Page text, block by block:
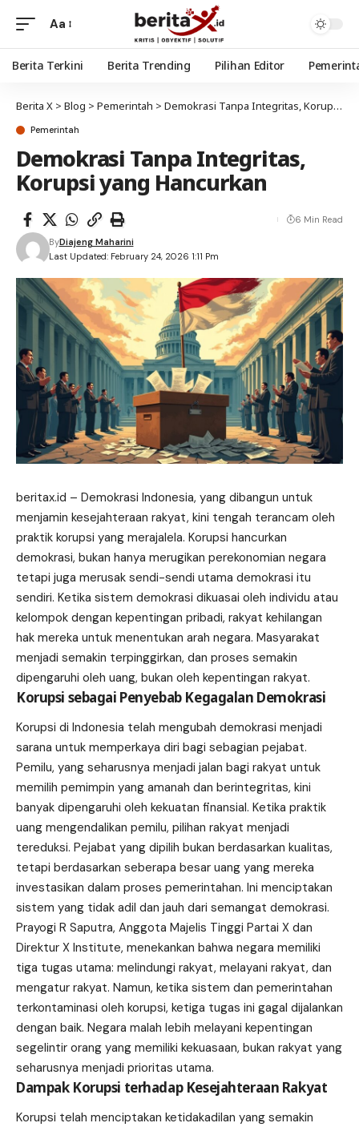
Aa
Berita Terkini Berita Trending Pilihan Editor
Berita X > Blog > Pemerintah > Demokrasi Tanpa Integritas, Korupsi yang Hancurkan
Pemerintah
Demokrasi Tanpa Integritas,
Korupsi yang Hancurkan
Last Updated: February 24, 2026 1:11 Pm
ByDiajeng Maharini
6 Min Read
beritax.id – Demokrasi Indonesia, yang dibangun untuk
menjamin kesejahteraan rakyat, kini tengah terancam oleh
praktik korupsi yang merajalela. Korupsi hancurkan
demokrasi, bukan hanya merugikan perekonomian negara
tetapi juga merusak sendi-sendi utama demokrasi itu
sendiri. Ketika sistem demokrasi dikuasai oleh individu atau
kelompok dengan kepentingan pribadi, rakyat kehilangan
hak mereka untuk menentukan arah negara. Masyarakat
menjadi semakin terpinggirkan, dan proses semakin
dipengaruhi oleh uang, bukan oleh kepentingan rakyat.
Korupsi sebagai Penyebab Kegagalan Demokrasi
Korupsi di Indonesia telah mengubah demokrasi menjadi
sarana untuk memperkaya diri bagi sebagian pejabat.
Pemilu, yang seharusnya menjadi jalan bagi rakyat untuk
memilih pemimpin yang amanah dan berintegritas, kini
banyak dipengaruhi oleh kekuatan finansial. Ketika praktik
uang mengendalikan pemilu, pilihan rakyat menjadi
tereduksi. Pejabat yang dipilih bukan berdasarkan kualitas,
tetapi berdasarkan seberapa besar uang yang mereka
investasikan dalam proses pemerintahan. Ini menciptakan
sistem yang tidak adil dan jauh dari semangat demokrasi.
Prayogi R Saputra, Anggota Majelis Tinggi Partai X dan
Direktur X Institute, menekankan bahwa negara memiliki
tiga tugas utama: melindungi rakyat, melayani rakyat, dan
mengatur rakyat. Namun, ketika sistem dan pemerintahan
terkontaminasi oleh korupsi, ketiga tugas ini gagal dijalankan
dengan baik. Negara malah lebih melayani kepentingan
segelintir orang yang memiliki kekuasaan, bukan rakyat yang
seharusnya menjadi prioritas utama.
Dampak Korupsi terhadap Kesejahteraan Rakyat
Korupsi telah menciptakan ketidakadilan yang semakin